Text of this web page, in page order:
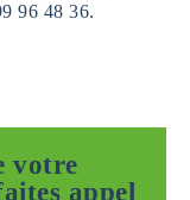
96 48 36.
votre
appel